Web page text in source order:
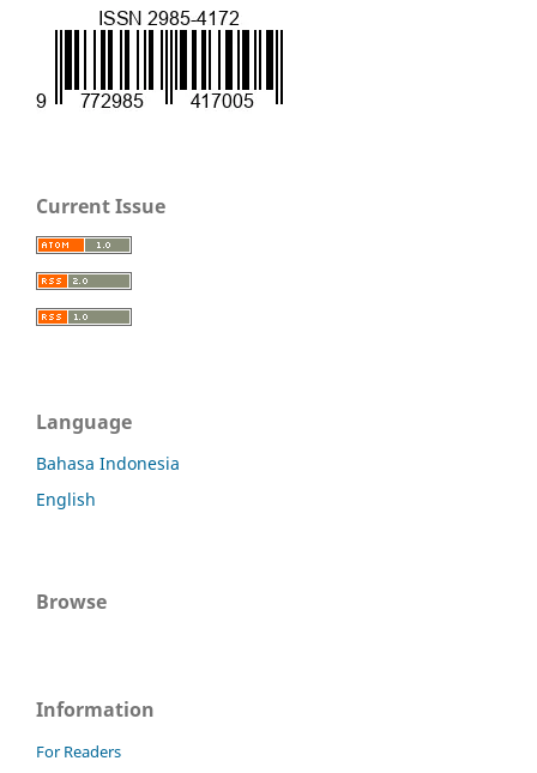
Current Issue
Language
Bahasa Indonesia
English
Browse
Information
For Readers